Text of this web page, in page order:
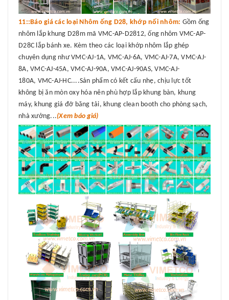
11::Báo giá các loại Nhôm ống D28, khớp nối nhôm: Gồm ống
nhôm lắp khung D28m mã VMC-AP-D2812, ống nhôm VMC-AP-
D28C lắp bánh xe. Kèm theo các loại khớp nhôm lắp ghép
chuyên dụng như VMC-AJ-1A, VMC-AJ-6A, VMC-AJ-7A, VMC-AJ-
8A, VMC-AJ-45A, VMC-AJ-90A, VMC-AJ-90AS, VMC-AJ-
180A, VMC-AJ-HC....Sản phẩm có kết cấu nhẹ, chịu lực tốt
không bị ăn mòn oxy hóa nên phù hợp lắp khung bàn, khung
máy, khung giá đỡ băng tải, khung clean booth cho phòng sạch,
nhà xưởng...(Xem báo giá)